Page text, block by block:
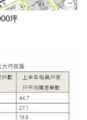
坪